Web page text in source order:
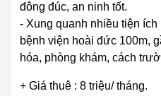
đông đúc, an ninh tốt.
- Xung quanh nhiều tiện
bệnh viện hoài đức 100m,
hóa, phòng khám, cách
+ Giá thuê : 8 triệu/ tháng.